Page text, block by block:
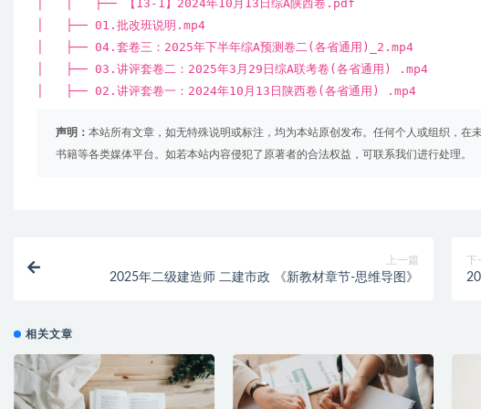
│ │ ├── 【13-1】2024年10月13日综A陕西卷.pdf
│ ├── 01.批改班说明.mp4
│ ├── 04.套卷三：2025年下半年综A预测卷二(各省通用)_2.mp4
│ ├── 03.讲评套卷二：2025年3月29日综A联考卷(各省通用) .mp4
│ ├── 02.讲评套卷一：2024年10月13日陕西卷(各省通用) .mp4
声明： 本站所有文章，如无特殊说明或标注，均为本站原创发布。任何个人或组织，
书籍等各类媒体平台。如若本站内容侵犯了原著者的合法权益，可联系我们进行处理。
上一篇
2025年二级建造师 二建市政 《新教材章节-思维导图》
下
相关文章